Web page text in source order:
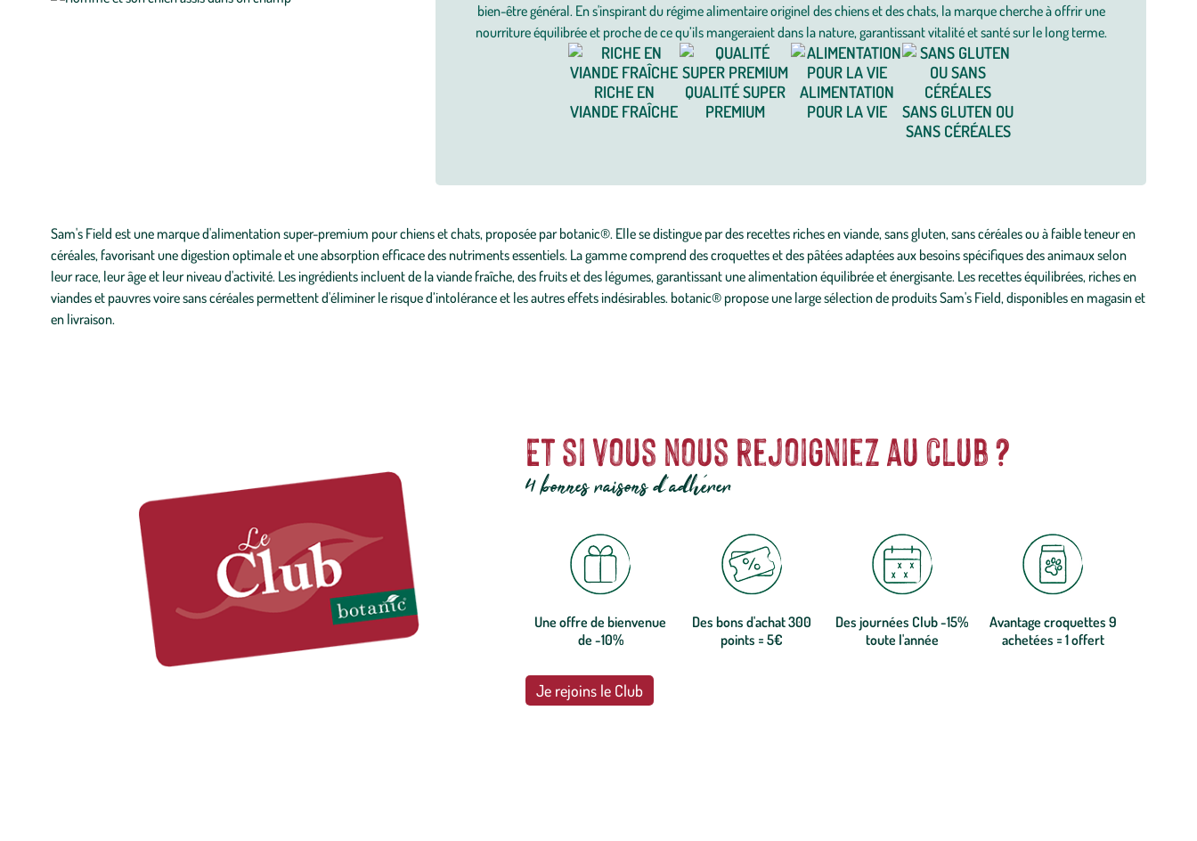
bien-être général. En s'inspirant du régime alimentaire originel des chiens et des chats, la marque cherche à offrir une
nourriture équilibrée et proche de ce qu’ils mangeraient dans la nature, garantissant vitalité et santé sur le long terme.
RICHE EN
VIANDE FRAÎCHE
QUALITÉ SUPER
PREMIUM
ALIMENTATION
POUR LA VIE
SANS GLUTEN OU
SANS CÉRÉALES
Liste
des
filtres
appliqués
Sam's Field est une marque d'alimentation super-premium pour chiens et chats, proposée par botanic®. Elle se distingue par des recettes riches en viande, sans gluten, sans céréales ou à faible teneur en
céréales, favorisant une digestion optimale et une absorption efficace des nutriments essentiels. La gamme comprend des croquettes et des pâtées adaptées aux besoins spécifiques des animaux selon
leur race, leur âge et leur niveau d'activité. Les ingrédients incluent de la viande fraîche, des fruits et des légumes, garantissant une alimentation équilibrée et énergisante. Les recettes équilibrées, riches en
viandes et pauvres voire sans céréales permettent d'éliminer le risque d’intolérance et les autres effets indésirables. botanic® propose une large sélection de produits Sam's Field, disponibles en magasin et
en livraison.
Et si vous nous rejoigniez au club ?
4 bonnes raisons d'adhérer
Une offre de bienvenue
de -10%
Des bons d'achat 300
points = 5€
Des journées Club -15%
toute l'année
Avantage croquettes 9
achetées = 1 offert
Je rejoins le Club